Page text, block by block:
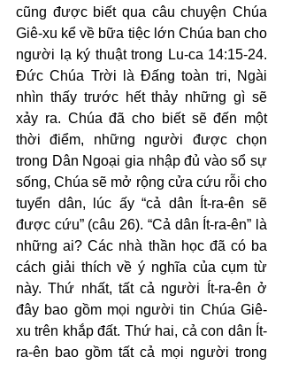
cũng được biết qua câu chuyện Chúa
Giê-xu kể về bữa tiệc lớn Chúa ban cho
người lạ ký thuật trong Lu-ca 14:15-24.
Đức Chúa Trời là Đấng toàn tri, Ngài
nhìn thấy trước hết thảy những gì sẽ
xảy ra. Chúa đã cho biết sẽ đến một
thời điểm, những người được chọn
trong Dân Ngoại gia nhập đủ vào sổ sự
sống, Chúa sẽ mở rộng cửa cứu rỗi cho
tuyển dân, lúc ấy “cả dân Ít-ra-ên sẽ
được cứu” (câu 26). “Cả dân Ít-ra-ên” là
những ai? Các nhà thần học đã có ba
cách giải thích về ý nghĩa của cụm từ
này. Thứ nhất, tất cả người Ít-ra-ên ở
đây bao gồm mọi người tin Chúa Giê-
xu trên khắp đất. Thứ hai, cả con dân Ít-
ra-ên bao gồm tất cả mọi người trong